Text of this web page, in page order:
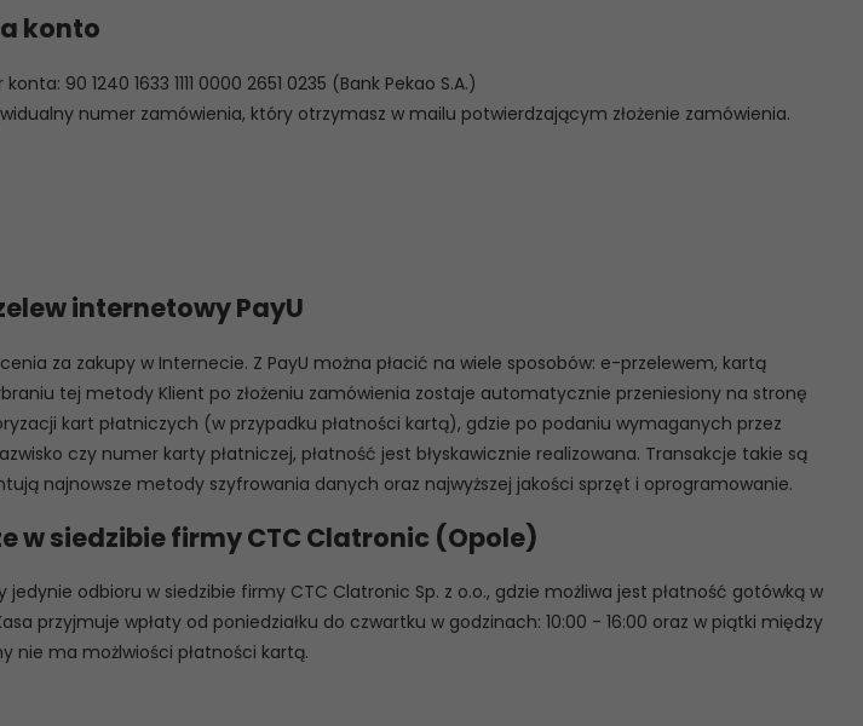
konto
90 1240 1633 1111 0000 2651 0235 (Bank Pekao S.A.)
numer zamówienia, który otrzymasz w mailu potwierdzającym złożenie zamówienia.
internetowy PayU
za zakupy w Internecie. Z PayU można płacić na wiele sposobów: e-przelewem, kartą
tej metody Klient po złożeniu zamówienia zostaje automatycznie przeniesiony na stronę
kart płatniczych (w przypadku płatności kartą), gdzie po podaniu wymaganych przez
czy numer karty płatniczej, płatność jest błyskawicznie realizowana. Transakcje takie są
najnowsze metody szyfrowania danych oraz najwyższej jakości sprzęt i oprogramowanie.
w siedzibie firmy CTC Clatronic (Opole)
jedynie odbioru w siedzibie firmy CTC Clatronic Sp. z o.o., gdzie możliwa jest płatność gotówką w
przyjmuje wpłaty od poniedziałku do czwartku w godzinach: 10:00 - 16:00 oraz w piątki między
nie ma możlwiości płatności kartą.